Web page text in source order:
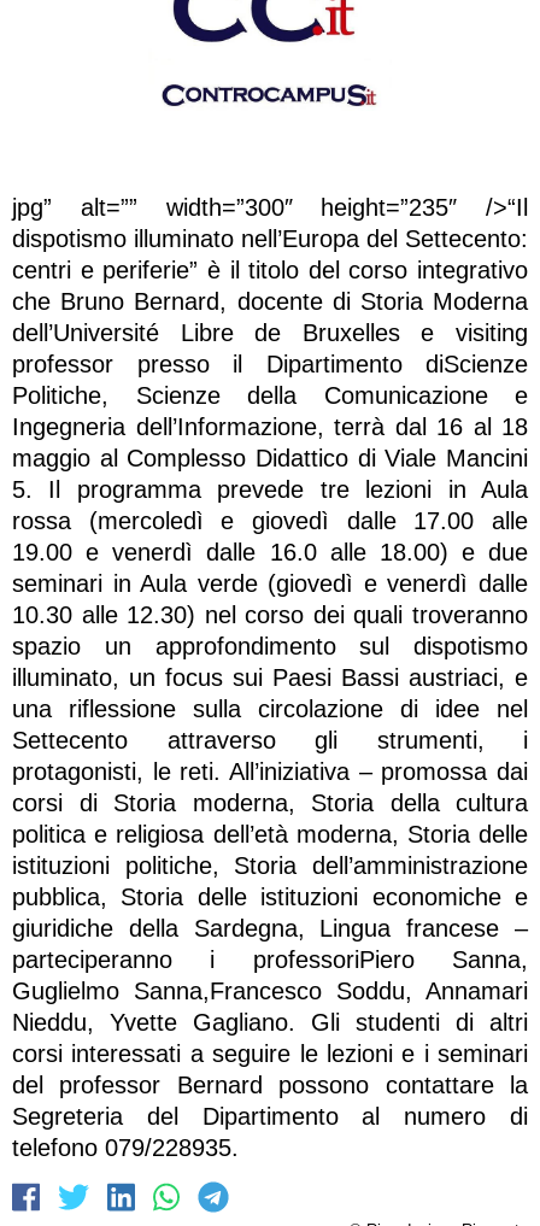
jpg” alt=”” width=”300″ height=”235″ />“Il
dispotismo illuminato nell’Europa del Settecento:
centri e periferie” è il titolo del corso integrativo
che Bruno Bernard, docente di Storia Moderna
dell’Université Libre de Bruxelles e visiting
professor presso il Dipartimento diScienze
Politiche, Scienze della Comunicazione e
Ingegneria dell’Informazione, terrà dal 16 al 18
maggio al Complesso Didattico di Viale Mancini
5. Il programma prevede tre lezioni in Aula
rossa (mercoledì e giovedì dalle 17.00 alle
19.00 e venerdì dalle 16.0 alle 18.00) e due
seminari in Aula verde (giovedì e venerdì dalle
10.30 alle 12.30) nel corso dei quali troveranno
spazio un approfondimento sul dispotismo
illuminato, un focus sui Paesi Bassi austriaci, e
una riflessione sulla circolazione di idee nel
Settecento attraverso gli strumenti, i
protagonisti, le reti. All’iniziativa – promossa dai
corsi di Storia moderna, Storia della cultura
politica e religiosa dell’età moderna, Storia delle
istituzioni politiche, Storia dell’amministrazione
pubblica, Storia delle istituzioni economiche e
giuridiche della Sardegna, Lingua francese –
parteciperanno i professoriPiero Sanna,
Guglielmo Sanna,Francesco Soddu, Annamari
Nieddu, Yvette Gagliano. Gli studenti di altri
corsi interessati a seguire le lezioni e i seminari
del professor Bernard possono contattare la
Segreteria del Dipartimento al numero di
telefono 079/228935.